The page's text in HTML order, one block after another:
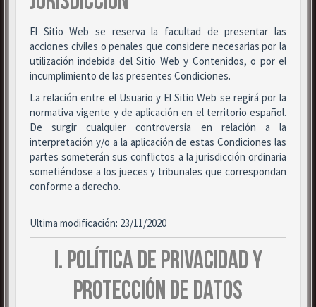
El Sitio Web se reserva la facultad de presentar las
acciones civiles o penales que considere necesarias por la
utilización indebida del Sitio Web y Contenidos, o por el
incumplimiento de las presentes Condiciones.
La relación entre el Usuario y El Sitio Web se regirá por la
normativa vigente y de aplicación en el territorio español.
De surgir cualquier controversia en relación a la
interpretación y/o a la aplicación de estas Condiciones las
partes someterán sus conflictos a la jurisdicción ordinaria
sometiéndose a los jueces y tribunales que correspondan
conforme a derecho.
Ultima modificación: 23/11/2020
I. POLÍTICA DE PRIVACIDAD Y
PROTECCIÓN DE DATOS